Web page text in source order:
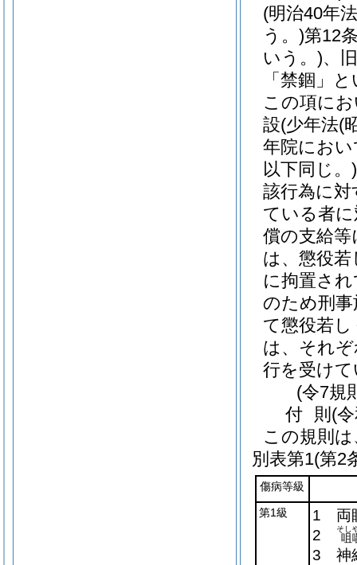
(明治40年
う。)第12
いう。)、
「禁錮」
この項に
設(少年法(
年院にお
以下同じ。)
該行為に
ている者
償の支給
は、懲役
に拘置さ
のため刑
て懲役若
は、それ
行を受け
(令7規
付 則 (
この規則
別表第1(第2
傷病等級
第1級
1 両
2
咀
そし
3 神